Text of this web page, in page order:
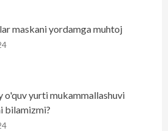
maskani yordamga muhtoj
o'quv yurti mukammallashuvi
bilamizmi?